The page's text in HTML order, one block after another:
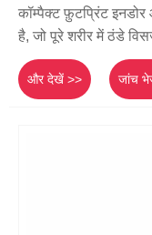
कॉम्पैक्ट फ़ुटप्रिंट
है, जो पूरे शरीर में ठंडे
और देखें >> जांच